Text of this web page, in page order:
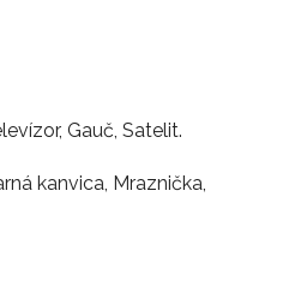
Gauč, Satelit.
kanvica, Mraznička,